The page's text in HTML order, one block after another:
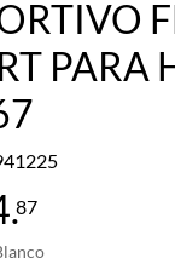
PARA
.87